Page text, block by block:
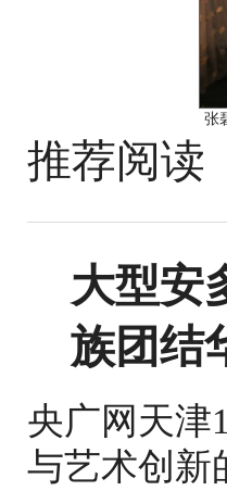
张
推荐阅读
大型安
族团结
央广网天津
与艺术创新